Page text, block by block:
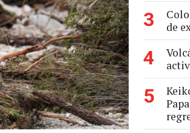
Siguiente
3
de
4
5